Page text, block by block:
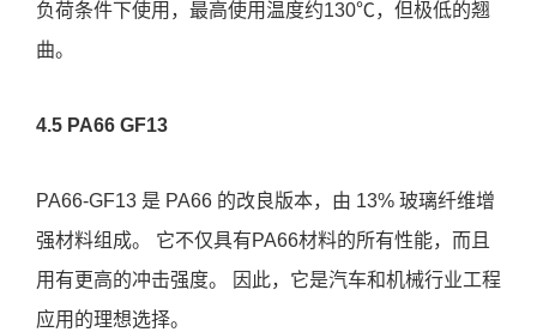
负荷条件下使用，最高使用温度约130℃，但极低的翘
曲。
4.5 PA66 GF13
PA66-GF13 是 PA66 的改良版本，由 13% 玻璃纤维增
强材料组成。 它不仅具有PA66材料的所有性能，而且
用有更高的冲击强度。 因此，它是汽车和机械行业工程
应用的理想选择。